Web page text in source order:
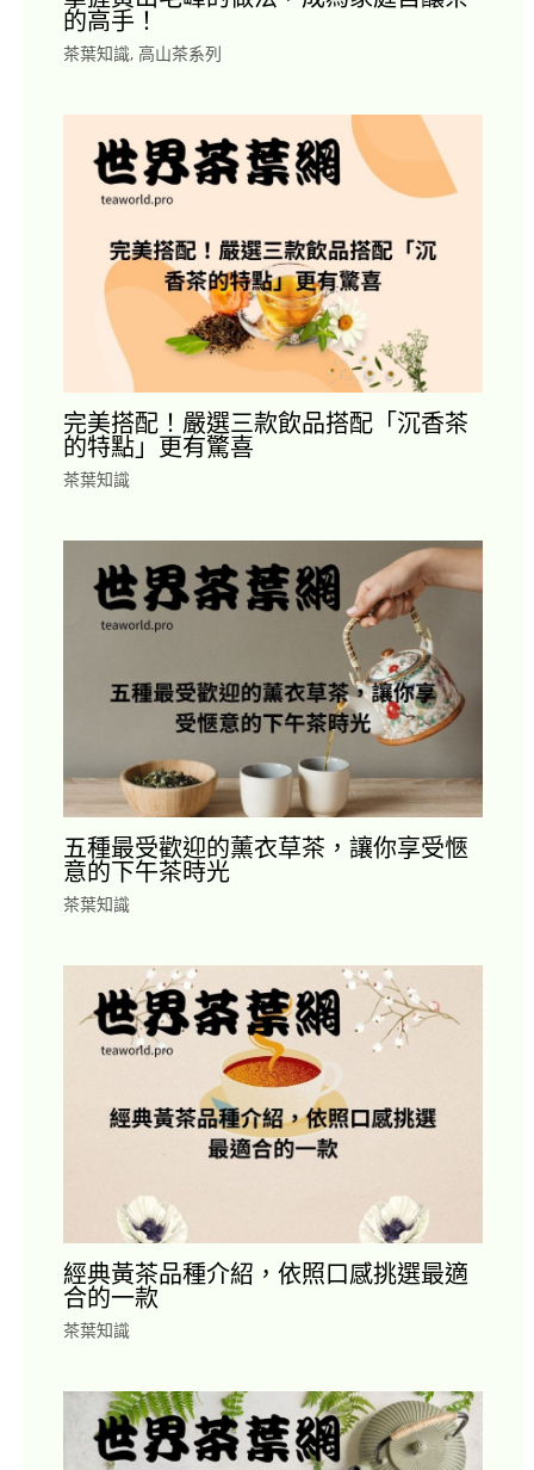
的高手！
茶葉知識, 高山茶系列
完美搭配！嚴選三款飲品搭配「沉香茶
的特點」更有驚喜
茶葉知識
五種最受歡迎的薰衣草茶，讓你享受愜
意的下午茶時光
茶葉知識
經典黃茶品種介紹，依照口感挑選最適
合的一款
茶葉知識